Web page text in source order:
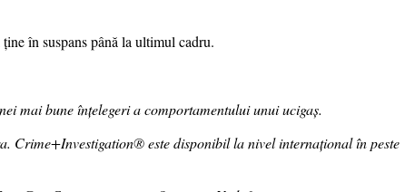
în suspans până la ultimul cadru.
mai bune înțelegeri a comportamentului unui ucigaș.
Crime+Investigation® este disponibil la nivel internațional în peste